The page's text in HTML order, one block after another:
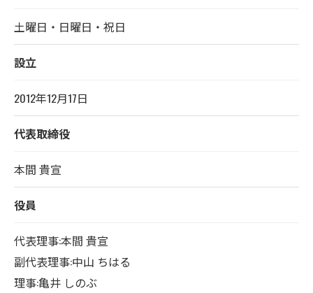
土曜日・日曜日・祝日
設立
2012年12月17日
代表取締役
本間 貴宣
役員
代表理事:本間 貴宣
副代表理事:中山 ちはる
理事:亀井 しのぶ